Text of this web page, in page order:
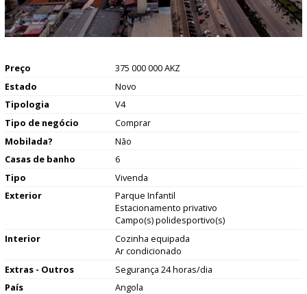
Preço
375 000 000 AKZ
Estado
Novo
Tipologia
V4
Tipo de negócio
Comprar
Mobilada?
Não
Casas de banho
6
Tipo
Vivenda
Exterior
Parque Infantil
Estacionamento privativo
Campo(s) polidesportivo(s)
Interior
Cozinha equipada
Ar condicionado
Extras - Outros
Segurança 24 horas/dia
País
Angola